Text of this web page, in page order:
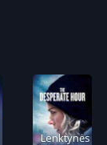
Lenktynės